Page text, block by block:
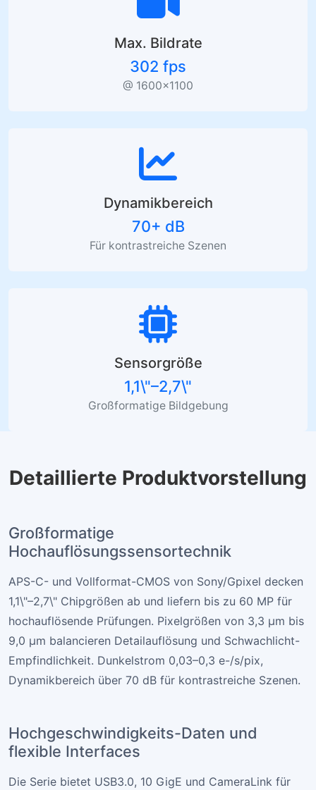
Max. Bildrate
302 fps
@ 1600×1100
Dynamikbereich
70+ dB
Für kontrastreiche Szenen
Sensorgröße
1,1\"–2,7\"
Großformatige Bildgebung
Detaillierte Produktvorstellung
Großformatige
Hochauflösungssensortechnik
APS-C- und Vollformat-CMOS von Sony/Gpixel decken
1,1\"–2,7\" Chipgrößen ab und liefern bis zu 60 MP für
hochauflösende Prüfungen. Pixelgrößen von 3,3 µm bis
9,0 µm balancieren Detailauflösung und Schwachlicht-
Empfindlichkeit. Dunkelstrom 0,03–0,3 e-/s/pix,
Dynamikbereich über 70 dB für kontrastreiche Szenen.
Hochgeschwindigkeits-Daten und
flexible Interfaces
Die Serie bietet USB3.0, 10 GigE und CameraLink für